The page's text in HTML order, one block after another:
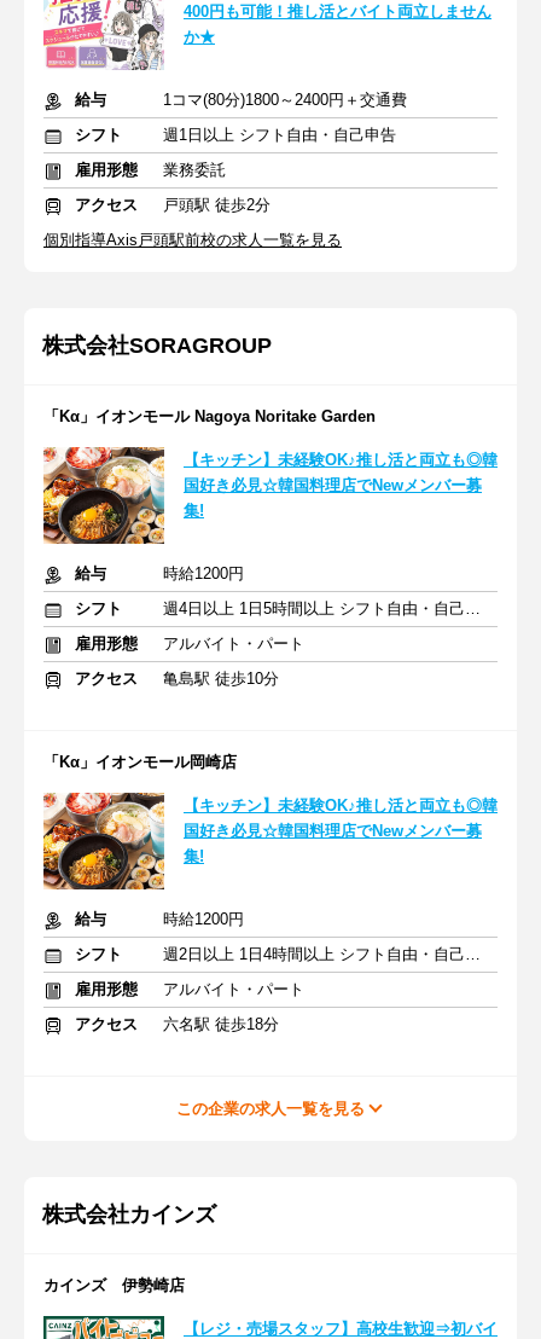
400円も可能！推し活とバイト両立しません
か★
給与
1コマ(80分)1800～2400円＋交通費
シフト
週1日以上 シフト自由・自己申告
雇用形態
業務委託
アクセス
戸頭駅 徒歩2分
個別指導Axis戸頭駅前校の求人一覧を見る
株式会社SORAGROUP
「Kα」イオンモール Nagoya Noritake Garden
【キッチン】未経験OK♪推し活と両立も◎韓
国好き必見☆韓国料理店でNewメンバー募
集!
給与
時給1200円
シフト
週4日以上 1日5時間以上 シフト自由・自己申告
雇用形態
アルバイト・パート
アクセス
亀島駅 徒歩10分
「Kα」イオンモール岡崎店
【キッチン】未経験OK♪推し活と両立も◎韓
国好き必見☆韓国料理店でNewメンバー募
集!
給与
時給1200円
シフト
週2日以上 1日4時間以上 シフト自由・自己申告
雇用形態
アルバイト・パート
アクセス
六名駅 徒歩18分
この企業の求人一覧を見る
株式会社カインズ
カインズ 伊勢崎店
【レジ・売場スタッフ】高校生歓迎⇒初バイ